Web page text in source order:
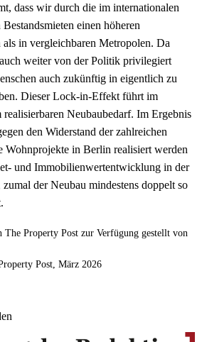
dass wir durch die im internationalen
einen höheren
als in vergleichbaren Metropolen. Da
weiter von der Politik privilegiert
auch zukünftig in eigentlich zu
Dieser Lock-in-Effekt führt im
Neubaubedarf. Im Ergebnis
den Widerstand der zahlreichen
Wohnprojekte in Berlin realisiert werden
und Immobilienwertentwicklung in der
der Neubau mindestens doppelt so
The Property Post zur Verfügung gestellt von
Post, März 2026